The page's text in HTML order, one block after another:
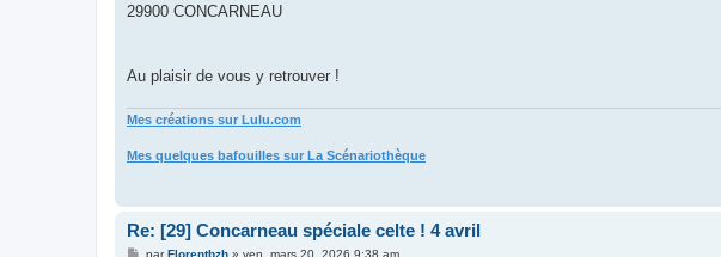
29900 CONCARNEAU
Au plaisir de vous y retrouver !
Mes créations sur Lulu.com
Mes quelques bafouilles sur La Scénariothèque
Re: [29] Concarneau spéciale celte ! 4 avril
MparFlorentbzh» ven. mars 20, 2026 9:38 am